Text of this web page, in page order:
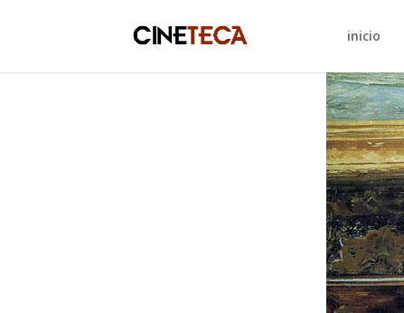
inicio